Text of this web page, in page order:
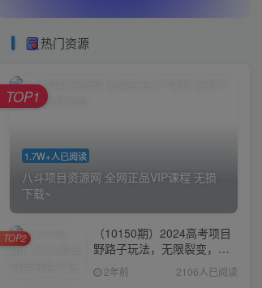
热门资源
1.7W+人已阅读
八斗项目资源网 全网正品VIP课程 无损
下载~
TOP1
（10150期）2024高考项目
野路子玩法，无限裂变，最
高一天1W＋！
2年前 2106人已阅读
TOP2